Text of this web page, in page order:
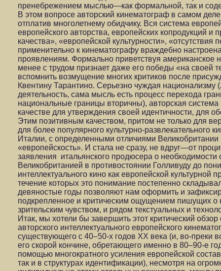
пренебрежением мыслью—как формальной, так и
В этом вопросе авторский кинематограф в самом
отплатив многолетнему обидчику. Вся система
европейского авторства, европейских копродукций и
качества», «европейской культурности»,
применительно к кинематографу враждебно
проявлениям. Формально приветствуя американское
менее с трудом признает даже его победы «на своей
вспомнить возмущение многих критиков после
Квентину Тарантино. Серьезно чуждая национализму
деятельность, сама мысль есть процесс перехода
национальные границы вторичны), авторская
качестве для утверждения своей идентичности, для
Этим позитивным качеством, притом не только для
для более популярного культурно-развлекательного
Италии, с определенными отличиями
«европейскость». И стала не сразу, не вдруг—от
заявления итальянского продюсера о
Великобританией в противостоянии Голливуду до
интеллектуального кино как европейской культурной
течение которых это понимание постепенно
девяностые годы позволяют нам оформить и
подкрепленное и критическим ощущением пишущих о
зрительским чувством, и рядом текстуальных и
Итак, мы хотели бы завершить этот критический
авторского интеллектуального европейского
существующего с 40–50-х годов ХХ века (и, во-преки
его скорой кончине, обретающего именно в 80–90-е
помощью многократного усиления европейской
так и в структурах идентификации), несмотря на